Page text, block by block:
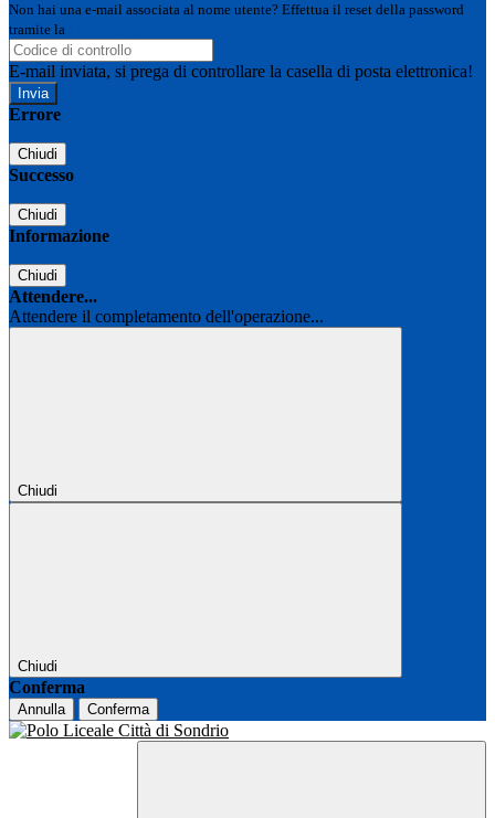
Non hai una e-mail associata al nome utente? Effettua il reset della password
tramite la
E-mail inviata, si prega di controllare la casella di posta elettronica!
Errore
Chiudi
Successo
Chiudi
Informazione
Chiudi
Attendere...
Attendere il completamento dell'operazione...
Chiudi
Chiudi
Conferma
Annulla Conferma